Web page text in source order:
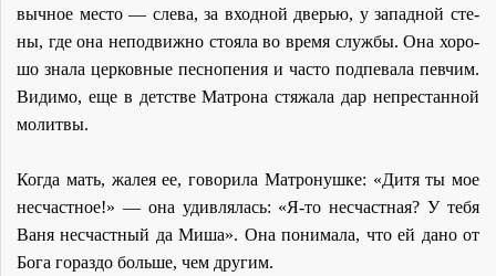
выч­ное ме­сто — сле­ва, за вход­ной две­рью, у за­пад­ной сте­
ны, где она непо­движ­но сто­я­ла во вре­мя служ­бы. Она хо­ро­
шо зна­ла цер­ков­ные пес­но­пе­ния и ча­сто под­пе­ва­ла пев­чим.
Ви­ди­мо, еще в дет­стве Мат­ро­на стя­жа­ла дар непре­стан­ной
мо­лит­вы.
Ко­гда мать, жа­лея ее, го­во­ри­ла Мат­ро­нуш­ке: «Ди­тя ты мое
несчаст­ное!» — она удив­ля­лась: «Я-то несчаст­ная? У те­бя
Ва­ня несчаст­ный да Ми­ша». Она по­ни­ма­ла, что ей да­но от
Бо­га го­раз­до боль­ше, чем дру­гим.